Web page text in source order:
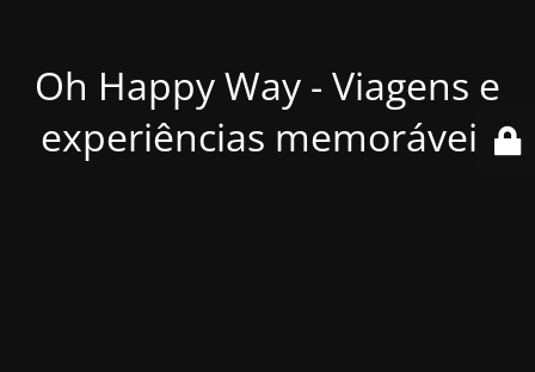
Oh Happy Way - Viagens e
experiências memoráveis